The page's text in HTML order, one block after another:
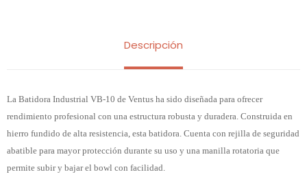
Descripción
La Batidora Industrial VB-10 de Ventus ha sido diseñada para ofrecer
rendimiento profesional con una estructura robusta y duradera. Construida en
hierro fundido de alta resistencia, esta batidora. Cuenta con rejilla de seguridad
abatible para mayor protección durante su uso y una manilla rotatoria que
permite subir y bajar el bowl con facilidad.